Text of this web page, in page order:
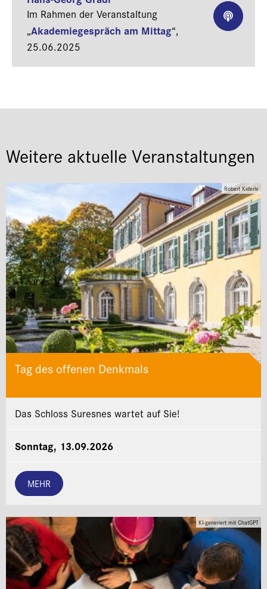
Im Rahmen der Veranstaltung
„Akademiegespräch am Mittag“,
25.06.2025
Weitere aktuelle Veranstaltungen
Robert Kiderle
Tag des offenen Denkmals
Das Schloss Suresnes wartet auf Sie!
Sonntag, 13.09.2026
MEHR
KI-generiert mit ChatGPT